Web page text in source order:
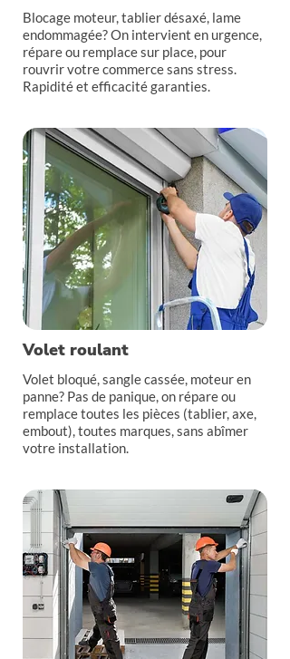
Blocage moteur, tablier désaxé, lame
endommagée? On intervient en urgence,
répare ou remplace sur place, pour
rouvrir votre commerce sans stress.
Rapidité et efficacité garanties.
Volet roulant
Volet bloqué, sangle cassée, moteur en
panne? Pas de panique, on répare ou
remplace toutes les pièces (tablier, axe,
embout), toutes marques, sans abîmer
votre installation.